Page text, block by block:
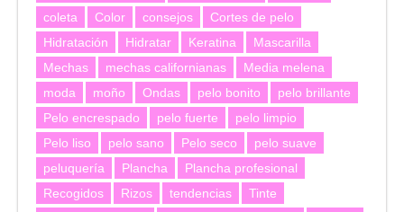
coleta
Color consejos
Cortes de pelo
Hidratación
Hidratar Keratina
Mascarilla
Mechas
mechas californianas
Media melena
moda
moño Ondas pelo bonito
pelo brillante
Pelo encrespado
pelo fuerte
pelo limpio
Pelo liso
pelo sano Pelo seco
pelo suave
peluquería
Plancha
Plancha profesional
Recogidos
Rizos tendencias
Tinte